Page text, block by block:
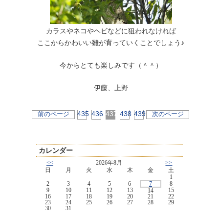
カラスやネコやヘビなどに狙われなければ
ここからかわいい雛が育っていくことでしょう♪
今からとても楽しみです（＾＾）
伊藤、上野
前のページ 435 436 437 438 439 次のページ
カレンダー
<< 2026年8月
>>
日
月 火 水 木 金
土
1
2
3 4 5 6 7
8
9
10 11 12 13 14
15
16
17 18 19 20 21
22
23
24 25 26 27 28
29
30
31